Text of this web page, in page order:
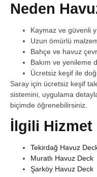
Neden
Kaymaz ve güvenli
Uzun ömürlü
Bahçe ve havuz
Bakım ve yenileme
Ücretsiz keşif ile
Saray için ücretsiz keşif
sistemini, uygulama
biçimde öğrenebilirsiniz.
İlgili Hizmet
Tekirdağ Havuz
Muratlı Havuz Deck
Şarköy Havuz Deck